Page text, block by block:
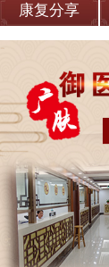
康复分享